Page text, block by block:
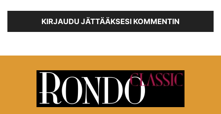
KIRJAUDU JÄTTÄÄKSESI KOMMENTIN